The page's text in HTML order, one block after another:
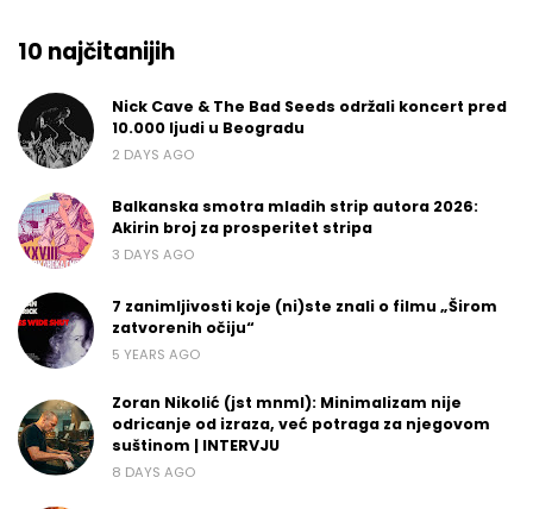
10 najčitanijih
Nick Cave & The Bad Seeds održali koncert pred
10.000 ljudi u Beogradu
2 DAYS AGO
Balkanska smotra mladih strip autora 2026:
Akirin broj za prosperitet stripa
3 DAYS AGO
7 zanimljivosti koje (ni)ste znali o filmu „Širom
zatvorenih očiju“
5 YEARS AGO
Zoran Nikolić (jst mnml): Minimalizam nije
odricanje od izraza, već potraga za njegovom
suštinom | INTERVJU
8 DAYS AGO